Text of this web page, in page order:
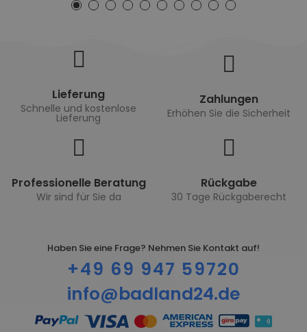
Lieferung
Schnelle und kostenlose
Lieferung
Zahlungen
Erhöhen Sie die Sicherheit
Professionelle Beratung
Wir sind für Sie da
Rückgabe
30 Tage Rückgaberecht
Haben Sie eine Frage? Nehmen Sie Kontakt auf!
+49 69 947 59720
info@badland24.de